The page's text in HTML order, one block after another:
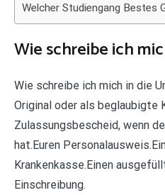
Welcher Studiengang Bestes
Wie schreibe ich
Wie schreibe ich mich in die
Original oder als beglaubigte
Zulassungsbescheid, wenn
hat.Euren
Krankenkasse.Einen
Einschreibung.